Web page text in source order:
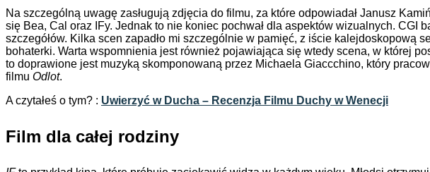
Na szczególną uwagę zasługują zdjęcia do filmu, za które odpowiadał Janusz
się Bea, Cal oraz IFy. Jednak to nie koniec pochwał dla aspektów wizualnych. CGI
szczegółów. Kilka scen zapadło mi szczególnie w pamięć, z iście kalejdoskopową
bohaterki. Warta wspomnienia jest również pojawiająca się wtedy scena, w której
to doprawione jest muzyką skomponowaną przez Michaela Giaccchino, który
filmu Odlot.
A czytałeś o tym? : Uwierzyć w Ducha – Recenzja Filmu Duchy w Wenecji
Film dla całej rodziny